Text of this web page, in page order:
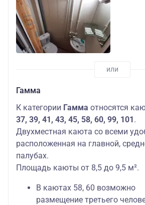
Гамма
К категории Гамма относятся
37, 39, 41, 43, 45, 58, 60, 99, 101.
Двухместная каюта со всеми
расположенная на главной,
палубах.
Площадь каюты от 8,5 до 9,5 м².
В каютах 58, 60 возможно
размещение третьего